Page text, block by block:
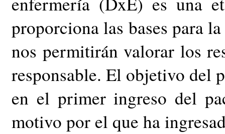
proporciona las bases para
nos permitirán valorar los
responsable. El objetivo del
en el primer ingreso del
motivo por el que ha